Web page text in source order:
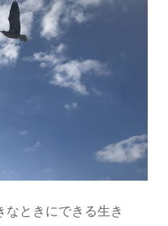
なときにできる生き